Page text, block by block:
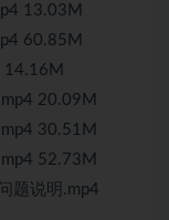
13.03M
60.85M
14.16M
20.09M
30.51M
52.73M
题说明.mp4